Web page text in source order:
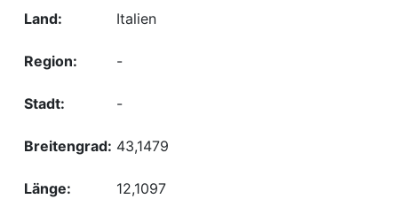
Italien
-
-
43,1479
12,1097